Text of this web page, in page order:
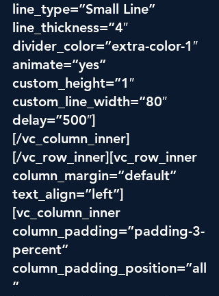
line_type=”Small Line”
line_thickness=”4″
divider_color=”extra-color-1″
animate=”yes”
custom_height=”1″
custom_line_width=”80″
delay=”500″]
[/vc_column_inner]
[/vc_row_inner][vc_row_inner
column_margin=”default”
text_align=”left”]
[vc_column_inner
column_padding=”padding-3-
percent”
column_padding_position=”all
”